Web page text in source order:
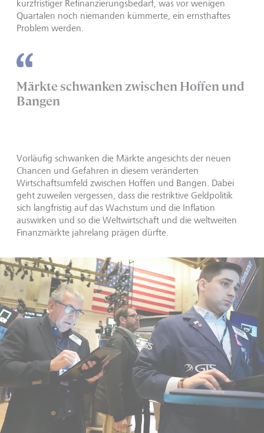
kurzfristiger Refinanzierungsbedarf, was vor wenigen
Quartalen noch niemanden kümmerte, ein ernsthaftes
Problem werden.
Märkte schwanken zwischen Hoffen und
Bangen
Vorläufig schwanken die Märkte angesichts der neuen
Chancen und Gefahren in diesem veränderten
Wirtschaftsumfeld zwischen Hoffen und Bangen. Dabei
geht zuweilen vergessen, dass die restriktive Geldpolitik
sich langfristig auf das Wachstum und die Inflation
auswirken und so die Weltwirtschaft und die weltweiten
Finanzmärkte jahrelang prägen dürfte.